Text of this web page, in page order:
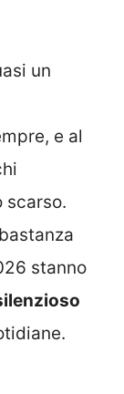
un
e al
scarso.
stanno